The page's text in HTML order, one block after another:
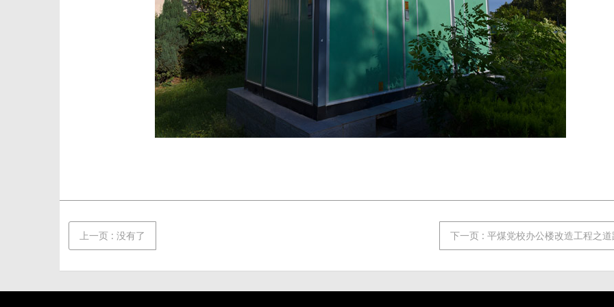
上一页 : 没有了 下一页 : 平煤党校办公楼改造工程之